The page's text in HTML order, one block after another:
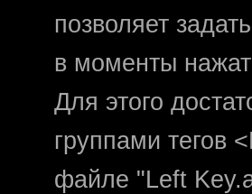
позволяет
в моменты
Для этого
группами тегов
файле "Left